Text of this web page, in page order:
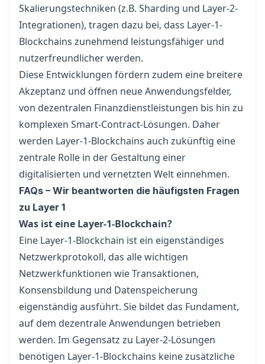
Skalierungstechniken (z.B. Sharding und Layer-2-
Integrationen), tragen dazu bei, dass Layer-1-
Blockchains zunehmend leistungsfähiger und
nutzerfreundlicher werden.
Diese Entwicklungen fördern zudem eine breitere
Akzeptanz und öffnen neue Anwendungsfelder,
von dezentralen Finanzdienstleistungen bis hin zu
komplexen Smart-Contract-Lösungen. Daher
werden Layer-1-Blockchains auch zukünftig eine
zentrale Rolle in der Gestaltung einer
digitalisierten und vernetzten Welt einnehmen.
FAQs – Wir beantworten die häufigsten Fragen
zu Layer 1
Was ist eine Layer-1-Blockchain?
Eine Layer-1-Blockchain ist ein eigenständiges
Netzwerkprotokoll, das alle wichtigen
Netzwerkfunktionen wie Transaktionen,
Konsensbildung und Datenspeicherung
eigenständig ausführt. Sie bildet das Fundament,
auf dem dezentrale Anwendungen betrieben
werden. Im Gegensatz zu Layer-2-Lösungen
benötigen Layer-1-Blockchains keine zusätzliche